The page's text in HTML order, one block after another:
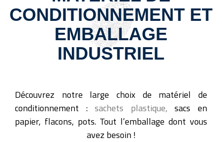
CONDITIONNEMENT ET
EMBALLAGE
INDUSTRIEL
Découvrez notre large choix de matériel de
conditionnement :sachets plastique, sacs en
papier, flacons, pots. Tout l’emballage dont vous
avez besoin !